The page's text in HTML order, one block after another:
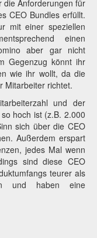
die Anforderungen für
CEO Bundles erfüllt.
mit einer speziellen
einen
aber gar nicht
Gegenzug könnt ihr
wie ihr wollt, da die
Mitarbeiter richtet.
und der
hoch ist (z.B. 2.000
sich über die CEO
Außerdem erspart
jedes Mal wenn
sind diese CEO
teurer als
und haben eine